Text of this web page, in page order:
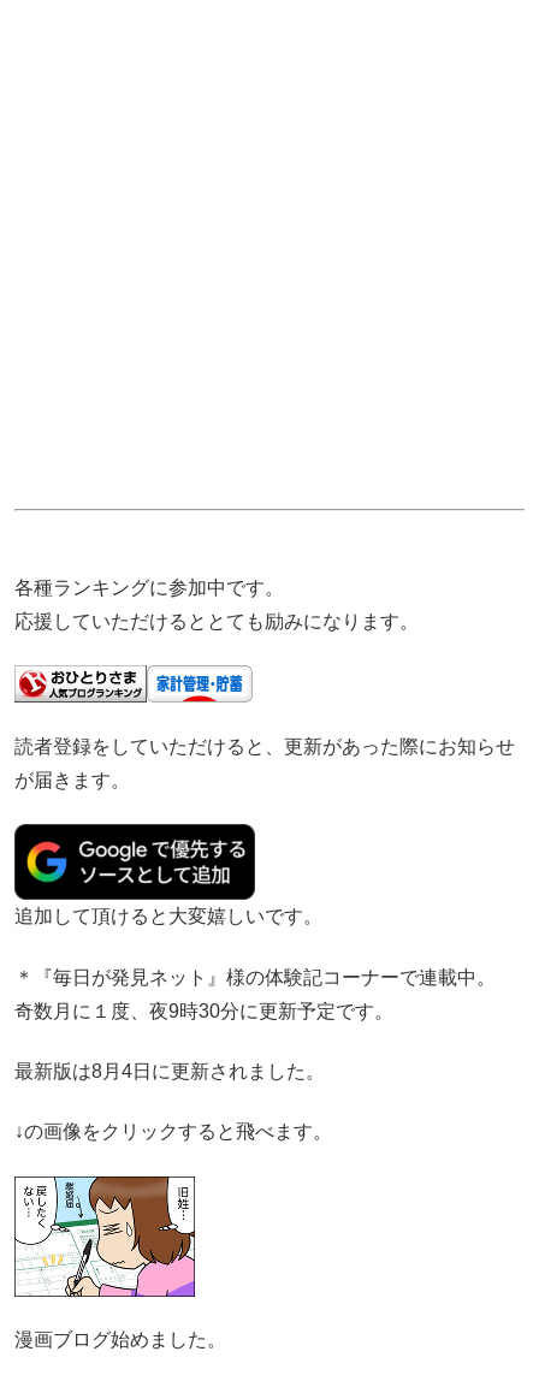
各種ランキングに参加中です。
応援していただけるととても励みになります。
読者登録をしていただけると、更新があった際にお知らせ
が届きます。
追加して頂けると大変嬉しいです。
＊『毎日が発見ネット』様の体験記コーナーで連載中。
奇数月に１度、夜9時30分に更新予定です。
最新版は8月4日に更新されました。
↓の画像をクリックすると飛べます。
漫画ブログ始めました。